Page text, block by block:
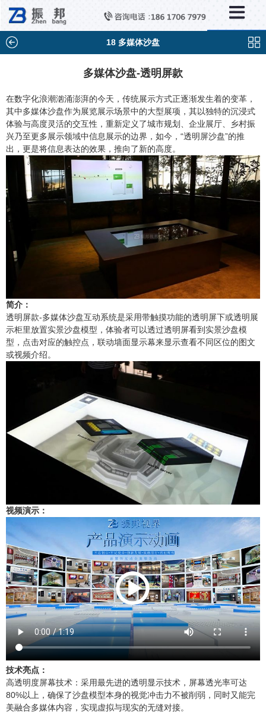
18 多媒体沙盘
多媒体沙盘-透明屏款
在数字化浪潮汹涌澎湃的今天，传统展示方式正逐渐发生着的变革，
其中多媒体沙盘作为展览展示场景中的大型展项，其以独特的沉浸式
体验与高度灵活的交互性，重新定义了城市规划、企业展厅、乡村振
兴乃至更多展示领域中信息展示的边界，如今，“透明屏沙盘”的推
出，更是将信息表达的效果，推向了新的高度。
简介：
透明屏款-多媒体沙盘互动系统是采用带触摸功能的透明屏下或透明展
示柜里放置实景沙盘模型，体验者可以透过透明屏看到实景沙盘模
型，点击对应的触控点，联动墙面显示幕来显示查看不同区位的图文
或视频介绍。
视频演示：
技术亮点：
高透明度屏幕技术：采用最先进的透明显示技术，屏幕透光率可达
80%以上，确保了沙盘模型本身的视觉冲击力不被削弱，同时又能完
美融合多媒体内容，实现虚拟与现实的无缝对接。
分类列表
×
触控互动系统
AR/VR互动系统
智能互动系统
特殊显示产品
雷达互动系统
投影互动系统
产品合集二